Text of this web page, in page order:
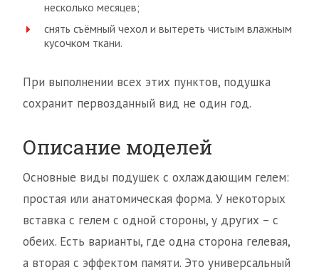
несколько месяцев;
снять съёмный чехол и вытереть чистым влажным
кусочком ткани.
При выполнении всех этих пунктов, подушка
сохранит первозданный вид не один год.
Описание моделей
Основные виды подушек с охлаждающим гелем:
простая или анатомическая форма. У некоторых
вставка с гелем с одной стороны, у других – с
обеих. Есть варианты, где одна сторона гелевая,
а вторая с эффектом памяти. Это универсальный